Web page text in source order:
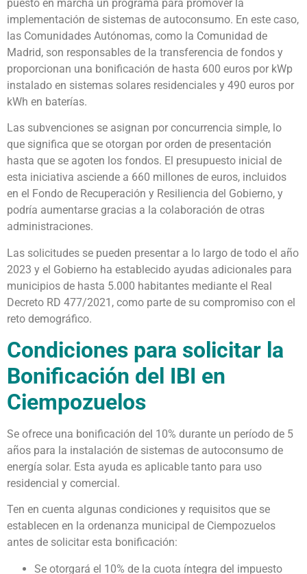
puesto en marcha un programa para promover la
implementación de sistemas de autoconsumo. En este caso,
las Comunidades Autónomas, como la Comunidad de
Madrid, son responsables de la transferencia de fondos y
proporcionan una bonificación de hasta 600 euros por kWp
instalado en sistemas solares residenciales y 490 euros por
kWh en baterías.
Las subvenciones se asignan por concurrencia simple, lo
que significa que se otorgan por orden de presentación
hasta que se agoten los fondos. El presupuesto inicial de
esta iniciativa asciende a 660 millones de euros, incluidos
en el Fondo de Recuperación y Resiliencia del Gobierno, y
podría aumentarse gracias a la colaboración de otras
administraciones.
Las solicitudes se pueden presentar a lo largo de todo el año
2023 y el Gobierno ha establecido ayudas adicionales para
municipios de hasta 5.000 habitantes mediante el Real
Decreto RD 477/2021, como parte de su compromiso con el
reto demográfico.
Condiciones para solicitar la
Bonificación del IBI en
Ciempozuelos
Se ofrece una bonificación del 10% durante un período de 5
años para la instalación de sistemas de autoconsumo de
energía solar. Esta ayuda es aplicable tanto para uso
residencial y comercial.
Ten en cuenta algunas condiciones y requisitos que se
establecen en la ordenanza municipal de Ciempozuelos
antes de solicitar esta bonificación:
Se otorgará el 10% de la cuota íntegra del impuesto